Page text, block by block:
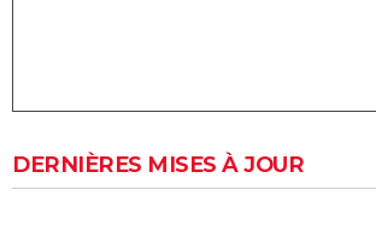
DERNIÈRES MISES À JOUR